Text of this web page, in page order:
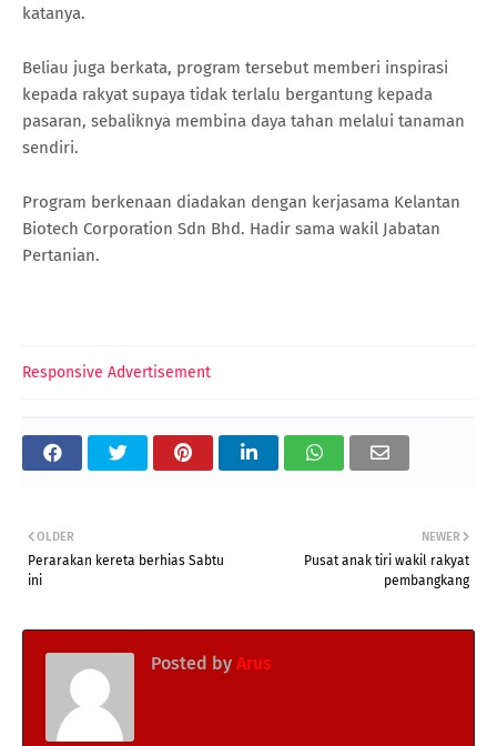
katanya.
Beliau juga berkata, program tersebut memberi inspirasi
kepada rakyat supaya tidak terlalu bergantung kepada
pasaran, sebaliknya membina daya tahan melalui tanaman
sendiri.
Program berkenaan diadakan dengan kerjasama Kelantan
Biotech Corporation Sdn Bhd. Hadir sama wakil Jabatan
Pertanian.
Responsive Advertisement
NEWER
Pusat anak tiri wakil rakyat
pembangkang
OLDER
Perarakan kereta berhias Sabtu
ini
Posted by Arus